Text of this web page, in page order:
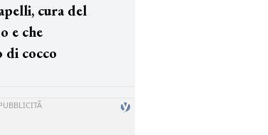
cura del
e che
di cocco